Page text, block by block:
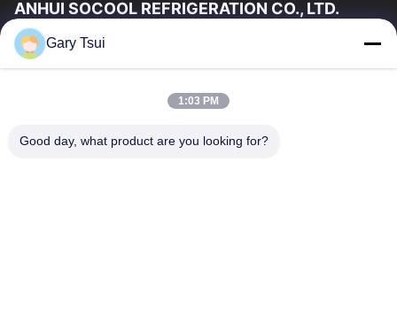
ANHUI SOCOOL REFRIGERATION CO., LTD.
Liens Rapides
Au Sujet De Nous
Visite D'usine
Contrôle De Qualité
Gary Tsui
1:03 PM
Good day, what product are you looking for?